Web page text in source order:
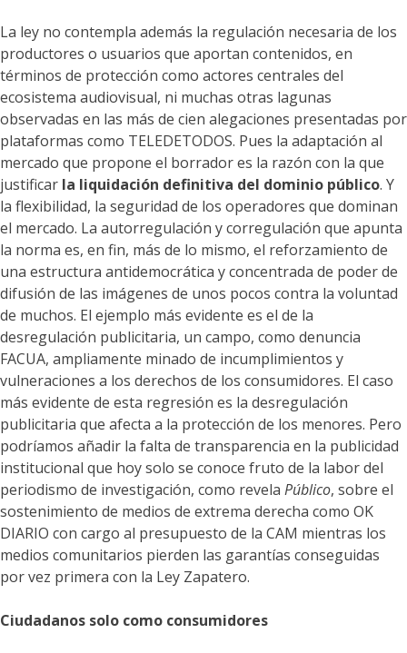
La ley no contempla además la regulación necesaria de los
productores o usuarios que aportan contenidos, en
términos de protección como actores centrales del
ecosistema audiovisual, ni muchas otras lagunas
observadas en las más de cien alegaciones presentadas por
plataformas como TELEDETODOS. Pues la adaptación al
mercado que propone el borrador es la razón con la que
justificar la liquidación definitiva del dominio público. Y
la flexibilidad, la seguridad de los operadores que dominan
el mercado. La autorregulación y corregulación que apunta
la norma es, en fin, más de lo mismo, el reforzamiento de
una estructura antidemocrática y concentrada de poder de
difusión de las imágenes de unos pocos contra la voluntad
de muchos. El ejemplo más evidente es el de la
desregulación publicitaria, un campo, como denuncia
FACUA, ampliamente minado de incumplimientos y
vulneraciones a los derechos de los consumidores. El caso
más evidente de esta regresión es la desregulación
publicitaria que afecta a la protección de los menores. Pero
podríamos añadir la falta de transparencia en la publicidad
institucional que hoy solo se conoce fruto de la labor del
periodismo de investigación, como revela Público, sobre el
sostenimiento de medios de extrema derecha como OK
DIARIO con cargo al presupuesto de la CAM mientras los
medios comunitarios pierden las garantías conseguidas
por vez primera con la Ley Zapatero.
Ciudadanos solo como consumidores